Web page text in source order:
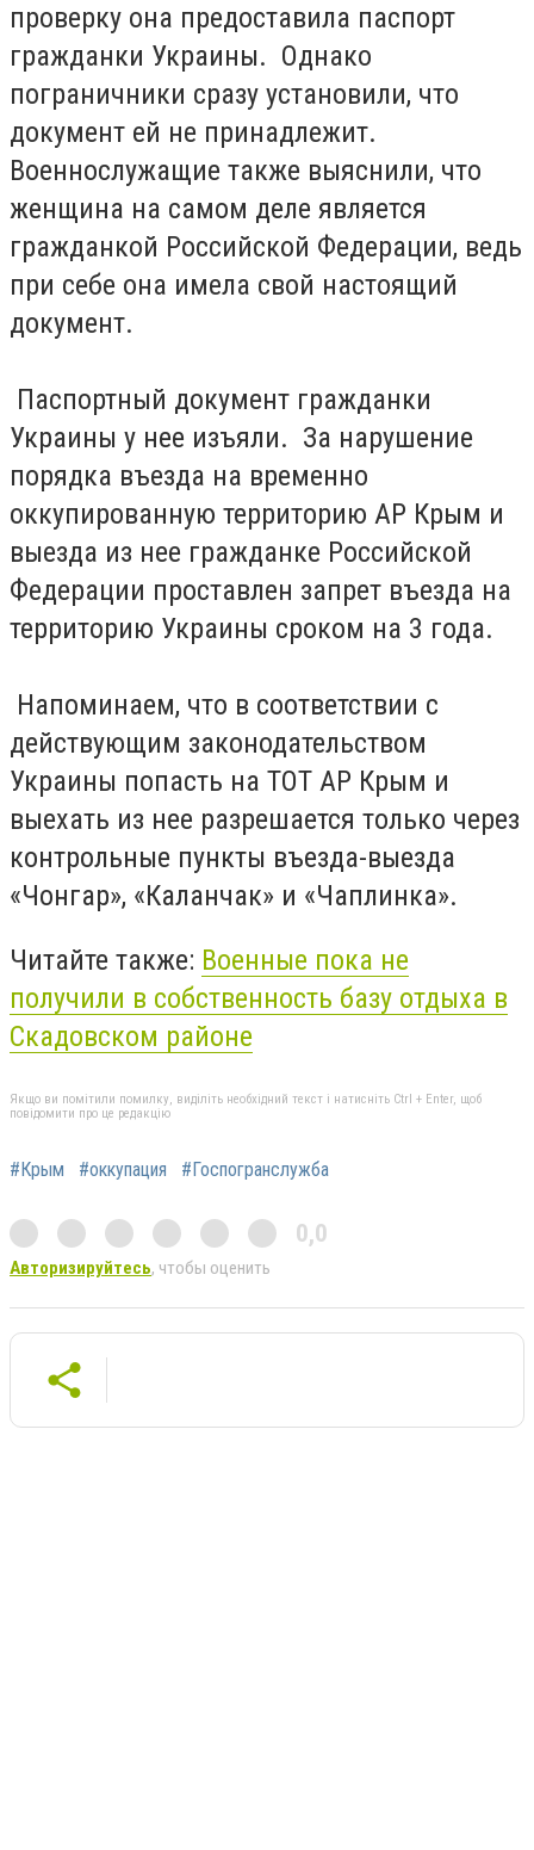
проверку она предоставила паспорт
гражданки Украины. Однако
пограничники сразу установили, что
документ ей не принадлежит.
Военнослужащие также выяснили, что
женщина на самом деле является
гражданкой Российской Федерации, ведь
при себе она имела свой настоящий
документ.
Паспортный документ гражданки
Украины у нее изъяли. За нарушение
порядка въезда на временно
оккупированную территорию АР Крым и
выезда из нее гражданке Российской
Федерации проставлен запрет въезда на
территорию Украины сроком на 3 года.
Напоминаем, что в соответствии с
действующим законодательством
Украины попасть на ТОТ АР Крым и
выехать из нее разрешается только через
контрольные пункты въезда-выезда
«Чонгар», «Каланчак» и «Чаплинка».
Читайте также: Военные пока не
получили в собственность базу отдыха в
Скадовском районе
Якщо ви помітили помилку, виділіть необхідний текст і натисніть Ctrl + Enter, щоб
повідомити про це редакцію
#Крым #оккупация #Госпогранслужба
0,0
Авторизируйтесь, чтобы оценить